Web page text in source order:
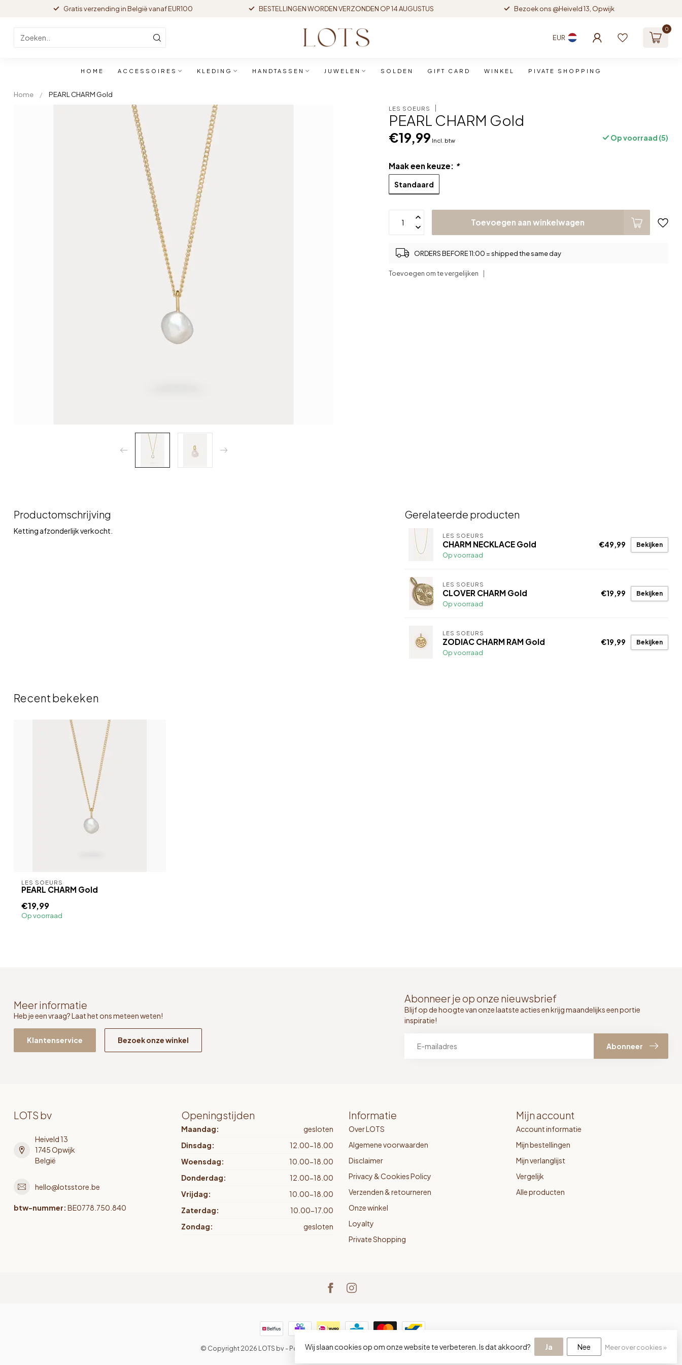
Gratis verzending in België vanaf EUR100 BESTELLINGEN WORDEN VERZONDEN OP 14 AUGUSTUS Bezoek ons @Heiveld 13, Opwijk
EUR
0
HOME ACCESSOIRES KLEDING HANDTASSEN JUWELEN SOLDEN GIFT CARD WINKEL PIVATE SHOPPING
Home / PEARL CHARM Gold
LES SOEURS
PEARL CHARM Gold
€19,99 Incl. btw Op voorraad (5)
Maak een keuze: *
Standaard
Toevoegen aan winkelwagen
ORDERS BEFORE 11:00 = shipped the same day
Toevoegen om te vergelijken
Productomschrijving
Ketting afzonderlijk verkocht.
Gerelateerde producten
LES SOEURS
CHARM NECKLACE Gold
Op voorraad
€49,99 Bekijken
LES SOEURS
CLOVER CHARM Gold
Op voorraad
€19,99 Bekijken
LES SOEURS
ZODIAC CHARM RAM Gold
Op voorraad
€19,99 Bekijken
Recent bekeken
LES SOEURS
PEARL CHARM Gold
€19,99
Op voorraad
Meer informatie
Heb je een vraag? Laat het ons meteen weten!
Klantenservice Bezoek onze winkel
Abonneer je op onze nieuwsbrief
Blijf op de hoogte van onze laatste acties en krijg maandelijks een portie
inspiratie!
Abonneer
LOTS bv
Heiveld 13
1745 Opwijk
België
hello@lotsstore.be
btw-nummer: BE0778.750.840
Openingstijden
Maandag:
gesloten
Dinsdag:
12.00-18.00
Woensdag:
10.00-18.00
Donderdag:
12.00-18.00
Vrijdag:
10.00-18.00
Zaterdag:
10.00-17.00
Zondag:
gesloten
Informatie
Over LOTS
Algemene voorwaarden
Disclaimer
Privacy & Cookies Policy
Verzenden & retourneren
Onze winkel
Loyalty
Private Shopping
Mijn account
Account informatie
Mijn bestellingen
Mijn verlanglijst
Vergelijk
Alle producten
© Copyright 2026 LOTS bv- Powered byLightspeed-Lightspeed designbyDyvelopment
Wij slaan cookies op om onze website te verbeteren. Is dat akkoord? Ja Nee Meer over cookies »